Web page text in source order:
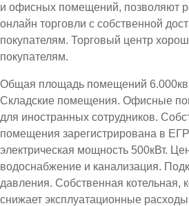
и офисных помещений, позволяют
онлайн торговли с собственной
покупателям. Торговый центр
покупателям.
Общая площадь помещений
Складские помещения. Офисные
для иностранных сотрудников.
помещения зарегистрирована в
электрическая мощность 500кВт.
водоснабжение и канализация.
давления. Собственная котельная,
снижает эксплуатационные